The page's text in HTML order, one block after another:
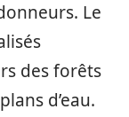
Le
des forêts
d’eau.